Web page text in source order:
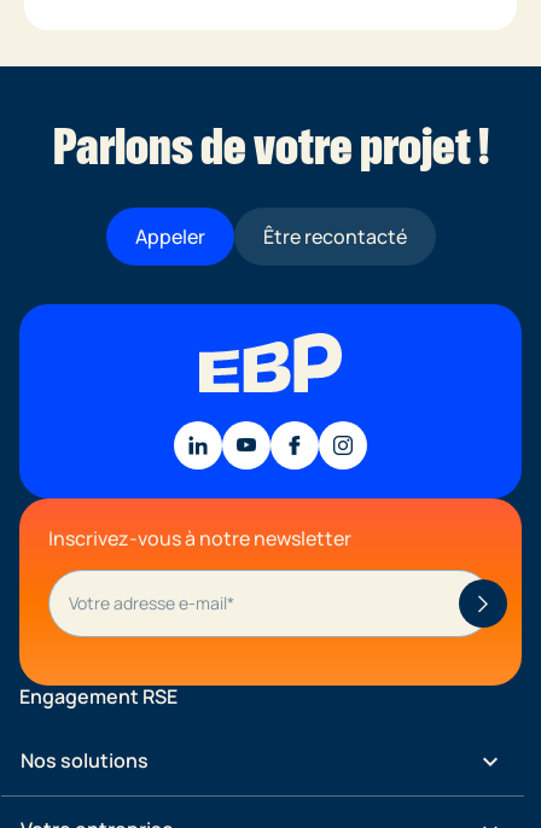
Parlons de votre projet !
Appeler Être recontacté
Inscrivez-vous à notre newsletter
Engagement RSE
Nos solutions keyboard_arrow_down